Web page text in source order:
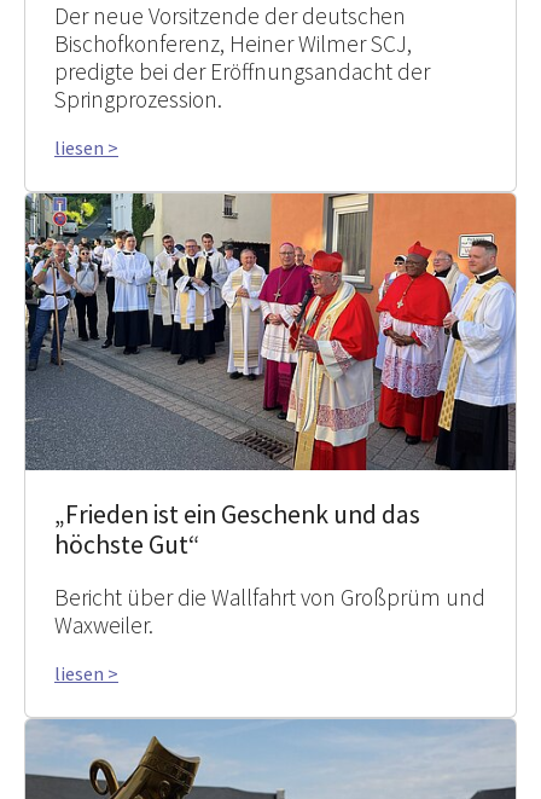
Der neue Vorsitzende der deutschen
Bischofkonferenz, Heiner Wilmer SCJ,
predigte bei der Eröffnungsandacht der
Springprozession.
liesen >
„Frieden ist ein Geschenk und das
höchste Gut“
Bericht über die Wallfahrt von Großprüm und
Waxweiler.
liesen >